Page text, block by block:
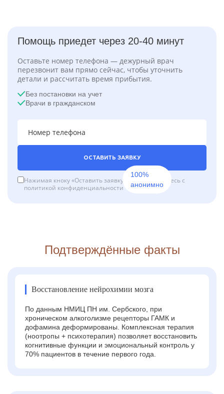
Помощь приедет через 20-40 минут
Оставьте номер телефона — дежурный врач
перезвонит вам прямо сейчас, чтобы уточнить
детали и рассчитать время прибытия.
Без постановки на учет
Врачи в гражданском
ОСТАВИТЬ ЗАЯВКУ
Нажимая кноку «Оставить заявку», вы соглашаетесь с
политикой конфиденциальности
100%
анонимно
Подтверждённые факты
Восстановление нейрохимии мозга
По данным НМИЦ ПН им. Сербского, при
хроническом алкоголизме рецепторы ГАМК и
дофамина деформированы. Комплексная терапия
(ноотропы + психотерапия) позволяет восстановить
когнитивные функции и эмоциональный контроль у
70% пациентов в течение первого года.